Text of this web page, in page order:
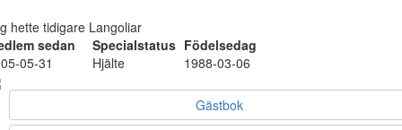
hette tidigare Langoliar
sedan
Specialstatus Födelsedag
05-31
Hjälte 1988-03-06
Gästbok